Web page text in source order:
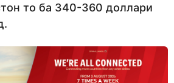
то ба 340-360 доллари